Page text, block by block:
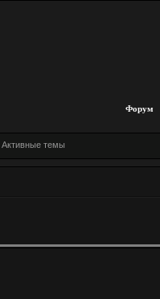
Форум
Активные темы